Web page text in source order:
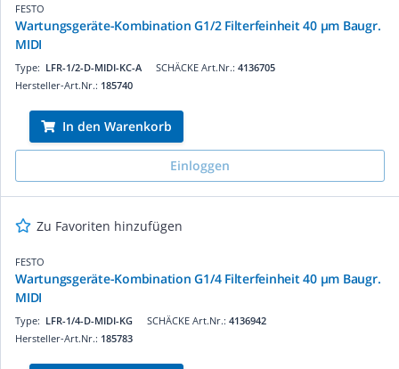
FESTO
Wartungsgeräte-Kombination G1/2 Filterfeinheit 40 µm Baugr.
MIDI
SCHÄCKE Art.Nr.: 4136705
Type: LFR-1/2-D-MIDI-KC-A
Hersteller-Art.Nr.: 185740
In den Warenkorb
Einloggen
Zu Favoriten hinzufügen
FESTO
Wartungsgeräte-Kombination G1/4 Filterfeinheit 40 µm Baugr.
MIDI
SCHÄCKE Art.Nr.: 4136942
Type: LFR-1/4-D-MIDI-KG
Hersteller-Art.Nr.: 185783